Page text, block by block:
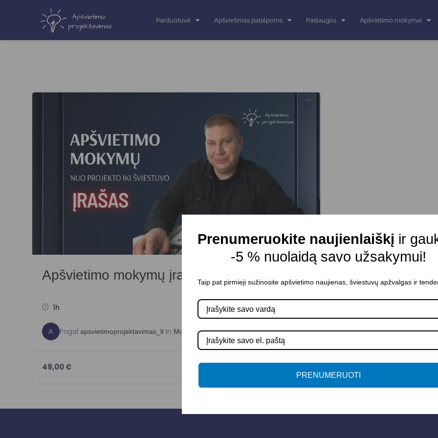
Parduotuvė Apšvietimas patalpoms Paslaugos Apšvietimo mokymai
Apšvietimo mokymų įrašas
1h
A Pagal apsvietimoprojektavimas_ltIn Mokymai
49,00€
Prenumeruokite naujienlaiškį ir
-5 % nuolaidą savo užsakymui!
Taip pat pirmieji sužinosite apšvietimo naujienas, šviestuvų apžvalgas ir
PRENUMERUOTI